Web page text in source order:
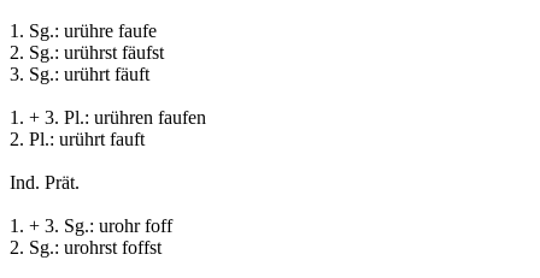
1. Sg.: urühre faufe
2. Sg.: urührst fäufst
3. Sg.: urührt fäuft
1. + 3. Pl.: urühren faufen
2. Pl.: urührt fauft
Ind. Prät.
1. + 3. Sg.: urohr foff
2. Sg.: urohrst foffst